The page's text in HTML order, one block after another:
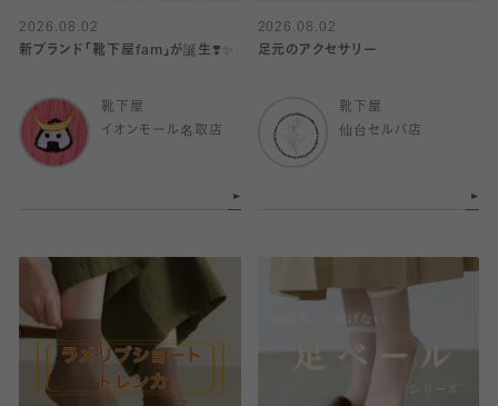
2026.08.02
新ブランド「靴下屋fam」が誕生❣️✨
靴下屋
イオンモール名取店
2026.08.02
足元のアクセサリー
靴下屋
仙台セルバ店